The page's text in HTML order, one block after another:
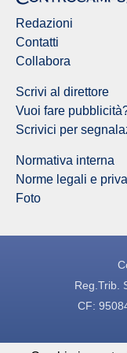
Redazioni
Contatti
Collabora
Scrivi al direttore
Vuoi fare
Scrivici per
Normativa interna
Norme legali e
Foto
Reg.Trib.
CF: